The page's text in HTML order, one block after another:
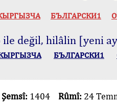
БЪЛГАРСКИ1
değil, hilâlin [yeni
БЪЛГАРСКИ1
1404 Rûmî: 24